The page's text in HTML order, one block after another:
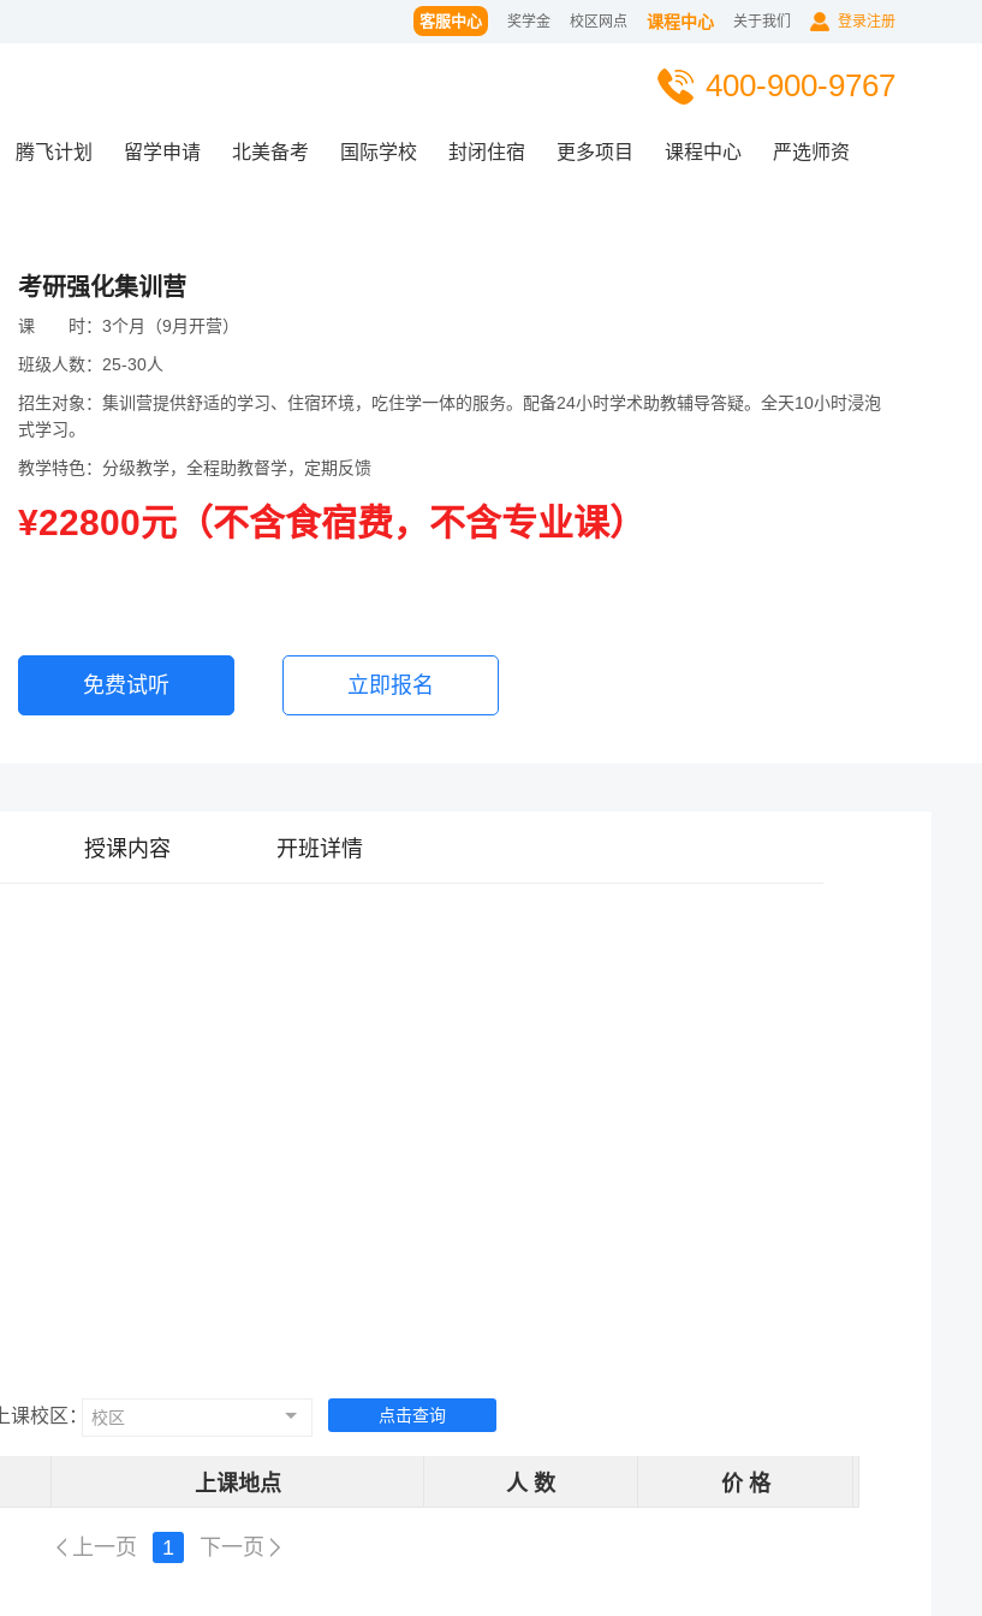
登录注册
关于我们
课程中心
校区网点
奖学金
客服中心
400-900-9767
腾飞计划 留学申请 北美备考 国际学校 封闭住宿 更多项目 课程中心 严选师资
考研强化集训营
课 时： 3个月（9月开营）
班级人数： 25-30人
招生对象： 集训营提供舒适的学习、住宿环境，吃住学一体的服务。配备24小时学术助教辅导答疑。全天10小时浸泡
式学习。
教学特色： 分级教学，全程助教督学，定期反馈
¥22800元（不含食宿费，不含专业课）
免费试听 立即报名
授课内容 开班详情
上课校区： 校区 点击查询
上课地点 人 数 价 格
上一页 1 下一页